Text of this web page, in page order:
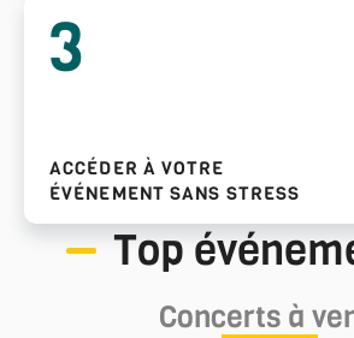
3
ACCÉDER À VOTRE
ÉVÉNEMENT SANS STRESS
Top
Concerts à